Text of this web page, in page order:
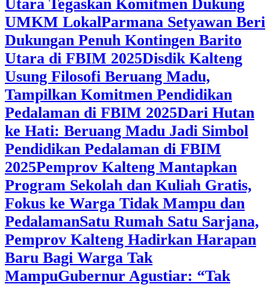
Utara Tegaskan Komitmen Dukung
UMKM LokalParmana Setyawan Beri
Dukungan Penuh Kontingen Barito
Utara di FBIM 2025Disdik Kalteng
Usung Filosofi Beruang Madu,
Tampilkan Komitmen Pendidikan
Pedalaman di FBIM 2025‎Dari Hutan
ke Hati: Beruang Madu Jadi Simbol
Pendidikan Pedalaman di FBIM
2025‎Pemprov Kalteng Mantapkan
Program Sekolah dan Kuliah Gratis,
Fokus ke Warga Tidak Mampu dan
Pedalaman‎Satu Rumah Satu Sarjana,
Pemprov Kalteng Hadirkan Harapan
Baru Bagi Warga Tak
Mampu‎Gubernur Agustiar: “Tak